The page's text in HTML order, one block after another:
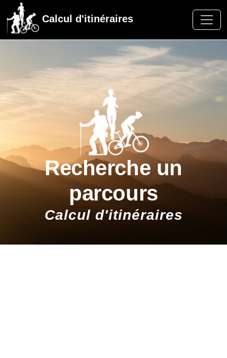
Calcul d'itinéraires
Recherche un
parcours
Calcul d'itinéraires